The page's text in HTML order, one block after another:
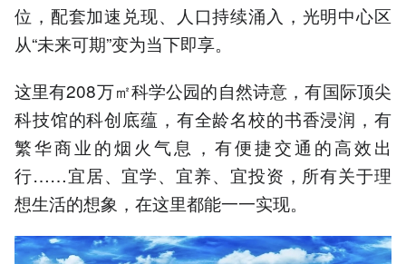
位，配套加速兑现、人口持续涌入，光明中心区
从“未来可期”变为当下即享。
这里有208万㎡科学公园的自然诗意，有国际顶尖
科技馆的科创底蕴，有全龄名校的书香浸润，有
繁华商业的烟火气息，有便捷交通的高效出
行……宜居、宜学、宜养、宜投资，所有关于理
想生活的想象，在这里都能一一实现。